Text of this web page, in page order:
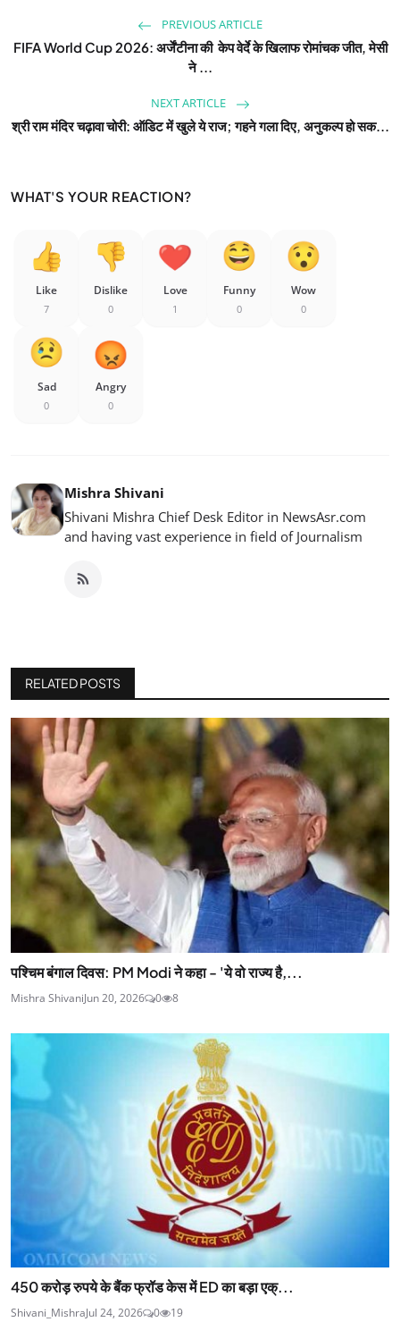
PREVIOUS ARTICLE
FIFA World Cup 2026: अर्जेंटीना की केप वेर्दे के खिलाफ रोमांचक जीत, मेसी
ने ...
NEXT ARTICLE
श्री राम मंदिर चढ़ावा चोरी: ऑडिट में खुले ये राज; गहने गला दिए, अनुकल्प हो सक...
WHAT'S YOUR REACTION?
Like
7
Dislike
0
Love
1
Funny
0
Wow
0
Sad
0
Angry
0
Mishra Shivani
Shivani Mishra Chief Desk Editor in NewsAsr.com
and having vast experience in field of Journalism
RELATED POSTS
पश्चिम बंगाल दिवस: PM Modi ने कहा - 'ये वो राज्य है,...
Mishra ShivaniJun 20, 2026 0 8
450 करोड़ रुपये के बैंक फ्रॉड केस में ED का बड़ा एक्...
Shivani_MishraJul 24, 2026 0 19